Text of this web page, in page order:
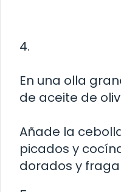
4.
En una olla
de aceite de
Añade la
picados y
dorados y